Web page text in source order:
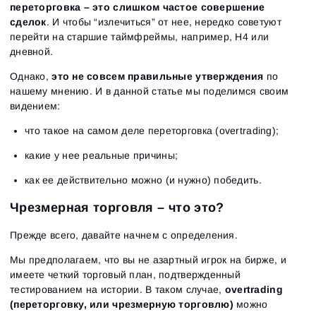
переторговка – это слишком частое совершение
сделок. И чтобы “излечиться” от нее, нередко советуют
перейти на старшие таймфреймы, например, H4 или
дневной.
Однако,это не совсем правильные утверждения по
нашему мнению. И в данной статье мы поделимся своим
видением:
что такое на самом деле переторговка (overtrading);
какие у нее реальные причины;
как ее действительно можно (и нужно) победить.
Чрезмерная торговля – что это?
Прежде всего, давайте начнем с определения.
Мы предполагаем, что вы не азартный игрок на бирже, и
имеете четкий торговый план, подтвержденный
тестированием на истории. В таком случае, overtrading
(переторговку, или чрезмерную торговлю) можно